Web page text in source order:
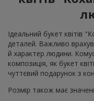
Ідеальний букет квітів
деталей. Важливо
й характер людини.
композиція, як букет
чуттєвий подарунок з
Розмір також має